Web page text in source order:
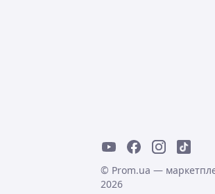
© Prom.ua —
2026